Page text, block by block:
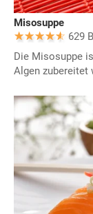
Misosuppe
629
Die Misosuppe
Algen zubereitet